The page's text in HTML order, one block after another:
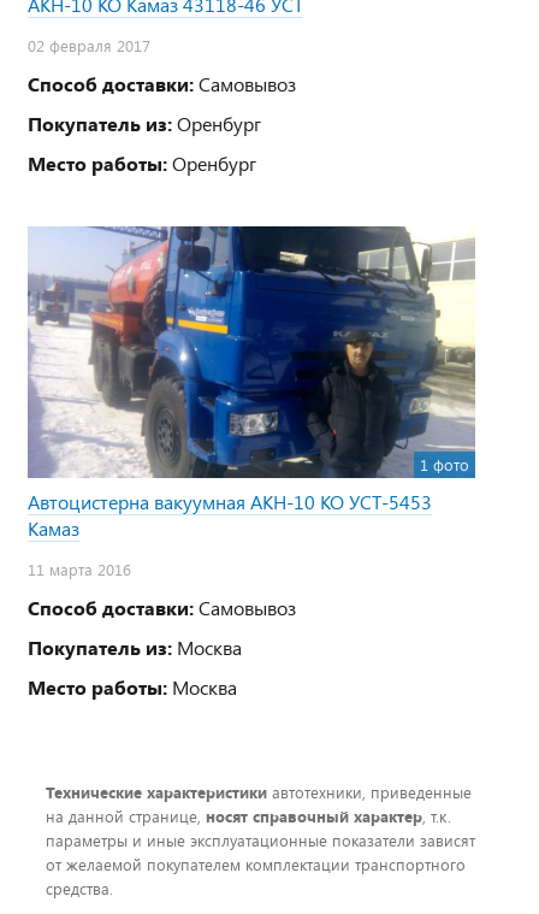
02 февраля 2017
Способ доставки:Самовывоз
Покупатель из:Оренбург
Место работы:Оренбург
1 фото
Автоцистерна вакуумная АКН-10 КО УСТ-5453
Камаз
11 марта 2016
Способ доставки:Самовывоз
Покупатель из: Москва
Место работы: Москва
Технические характеристики автотехники, приведенные
на данной странице, носят справочный характер, т.к.
параметры и иные эксплуатационные показатели зависят
от желаемой покупателем комплектации транспортного
средства.